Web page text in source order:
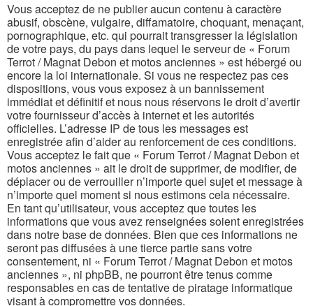
Vous acceptez de ne publier aucun contenu à caractère
abusif, obscène, vulgaire, diffamatoire, choquant, menaçant,
pornographique, etc. qui pourrait transgresser la législation
de votre pays, du pays dans lequel le serveur de « Forum
Terrot / Magnat Debon et motos anciennes » est hébergé ou
encore la loi internationale. Si vous ne respectez pas ces
dispositions, vous vous exposez à un bannissement
immédiat et définitif et nous nous réservons le droit d’avertir
votre fournisseur d’accès à internet et les autorités
officielles. L’adresse IP de tous les messages est
enregistrée afin d’aider au renforcement de ces conditions.
Vous acceptez le fait que « Forum Terrot / Magnat Debon et
motos anciennes » ait le droit de supprimer, de modifier, de
déplacer ou de verrouiller n’importe quel sujet et message à
n’importe quel moment si nous estimons cela nécessaire.
En tant qu’utilisateur, vous acceptez que toutes les
informations que vous avez renseignées soient enregistrées
dans notre base de données. Bien que ces informations ne
seront pas diffusées à une tierce partie sans votre
consentement, ni « Forum Terrot / Magnat Debon et motos
anciennes », ni phpBB, ne pourront être tenus comme
responsables en cas de tentative de piratage informatique
visant à compromettre vos données.